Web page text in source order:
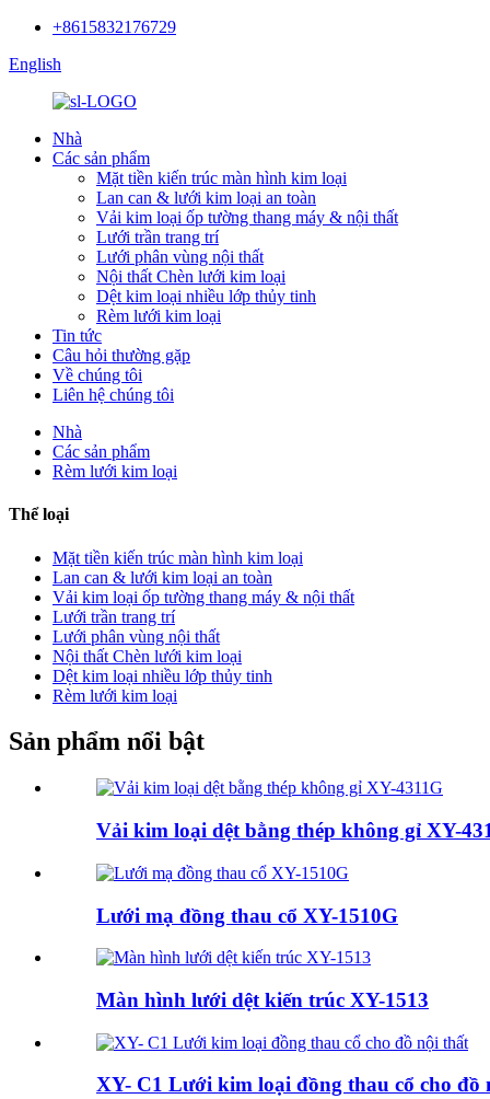
+8615832176729
English
Nhà
Các sản phẩm
Mặt tiền kiến ​​trúc màn hình kim loại
Lan can & lưới kim loại an toàn
Vải kim loại ốp tường thang máy & nội thất
Lưới trần trang trí
Lưới phân vùng nội thất
Nội thất Chèn lưới kim loại
Dệt kim loại nhiều lớp thủy tinh
Rèm lưới kim loại
Tin tức
Câu hỏi thường gặp
Về chúng tôi
Liên hệ chúng tôi
Nhà
Các sản phẩm
Rèm lưới kim loại
Thể loại
Mặt tiền kiến ​​trúc màn hình kim loại
Lan can & lưới kim loại an toàn
Vải kim loại ốp tường thang máy & nội thất
Lưới trần trang trí
Lưới phân vùng nội thất
Nội thất Chèn lưới kim loại
Dệt kim loại nhiều lớp thủy tinh
Rèm lưới kim loại
Sản phẩm nổi bật
Vải kim loại dệt bằng thép không gỉ XY-
Lưới mạ đồng thau cổ XY-1510G
Màn hình lưới dệt kiến ​​trúc XY-1513
XY- C1 Lưới kim loại đồng thau cổ cho đồ